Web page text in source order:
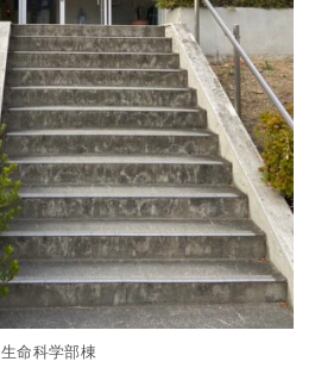
生命科学部棟